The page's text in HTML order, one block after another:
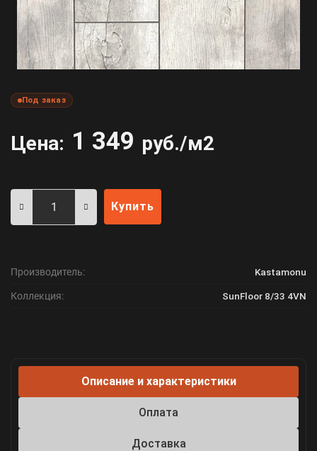
Под заказ
Цена: 1 349 руб./м2
Купить
Производитель: Kastamonu
Коллекция: SunFloor 8/33 4VN
Описание и характеристики
Оплата
Доставка